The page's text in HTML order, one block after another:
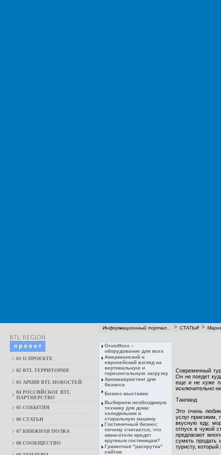
Информационный портал... > СТАТЬИ >
01 О ПРОЕКТЕ
02 BTL ТЕРРИТОРИЯ
03 АРХИВ BTL НОВОСТЕЙ
04 РОССИЙСКОЕ BTL
ПАРТНЕРСТВО
05 СОБЫТИЯ
06 СТАТЬИ
07 КНИЖНАЯ ПОЛКА
08 CООБЩЕСТВО
Grundfoss –
оборудование для всех
Американский и
европейский взгляд на
вертикальную и
горизонтальную загрузку
Аромамаркетинг для
бизнеса
Бизнес-выставки
Выбираем необходимую
технику для дома:
холодильник и
стиральную машину
Гостиничный бизнес:
почему считается, что
мини-отели вредят
крупным гостиницам?
Грамотная "раскрутка"
сайтов
Современный
Он не поедет
еще и не хуже
исключительно
Таиланд
Это очень
услуг приезжим,
вкусную еду,
отпуск в чужой
предлагают
суметь продать
туристу, который